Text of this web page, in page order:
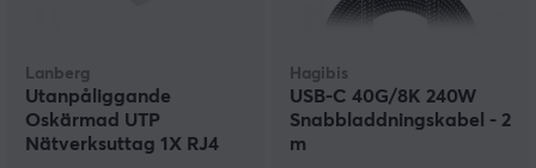
Lanberg
Utanpåliggande
Oskärmad UTP
Nätverksuttag 1X RJ4
Hagibis
USB-C 40G/8K 240W
Snabbladdningskabel - 2
m